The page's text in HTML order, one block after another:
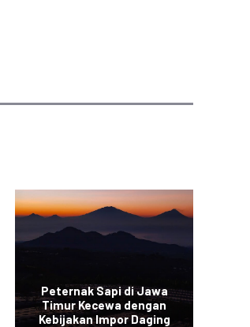
Peternak Sapi di Jawa
Timur Kecewa dengan
Kebijakan Impor Daging